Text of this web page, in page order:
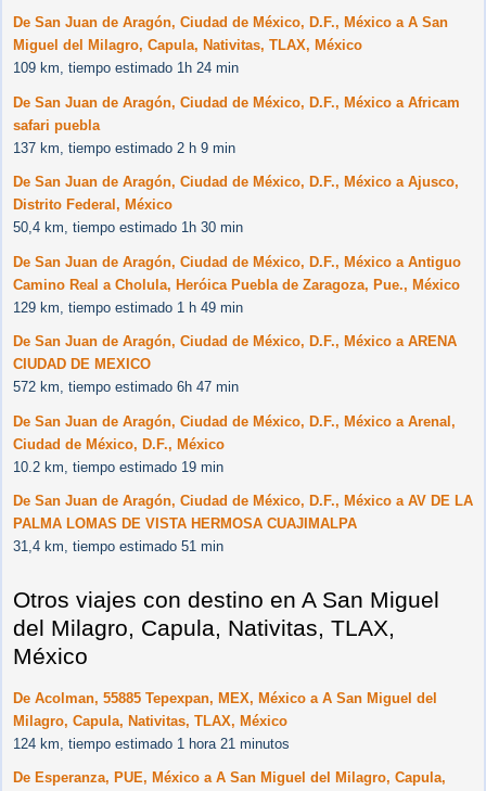
De San Juan de Aragón, Ciudad de México, D.F., México a A San
Miguel del Milagro, Capula, Nativitas, TLAX, México
109 km, tiempo estimado 1h 24 min
De San Juan de Aragón, Ciudad de México, D.F., México a Africam
safari puebla
137 km, tiempo estimado 2 h 9 min
De San Juan de Aragón, Ciudad de México, D.F., México a Ajusco,
Distrito Federal, México
50,4 km, tiempo estimado 1h 30 min
De San Juan de Aragón, Ciudad de México, D.F., México a Antiguo
Camino Real a Cholula, Heróica Puebla de Zaragoza, Pue., México
129 km, tiempo estimado 1 h 49 min
De San Juan de Aragón, Ciudad de México, D.F., México a ARENA
CIUDAD DE MEXICO
572 km, tiempo estimado 6h 47 min
De San Juan de Aragón, Ciudad de México, D.F., México a Arenal,
Ciudad de México, D.F., México
10.2 km, tiempo estimado 19 min
De San Juan de Aragón, Ciudad de México, D.F., México a AV DE LA
PALMA LOMAS DE VISTA HERMOSA CUAJIMALPA
31,4 km, tiempo estimado 51 min
Otros viajes con destino en A San Miguel
del Milagro, Capula, Nativitas, TLAX,
México
De Acolman, 55885 Tepexpan, MEX, México a A San Miguel del
Milagro, Capula, Nativitas, TLAX, México
124 km, tiempo estimado 1 hora 21 minutos
De Esperanza, PUE, México a A San Miguel del Milagro, Capula,